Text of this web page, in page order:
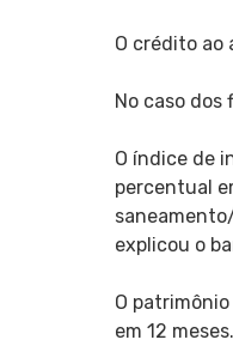
O crédito ao
No caso dos
O índice de
percentual
explicou o
O
em 12 meses.